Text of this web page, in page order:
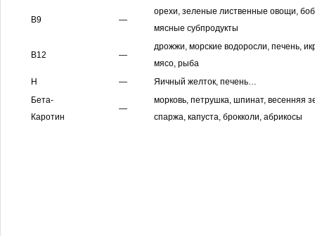
В9 —
орехи, зеленые лиственные овощи,
мясные субпродукты
В12 —
дрожжи, морские водоросли, печень,
мясо, рыба
Н
—
Яичный желток, печень…
Бета-
Каротин
—
морковь, петрушка, шпинат, весенняя
спаржа, капуста, брокколи, абрикосы